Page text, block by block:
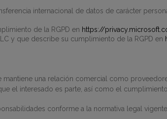
internacional de datos de carácter
de la RGPD en https://
y que describe su cumplimiento de la RGPD en
una relación comercial como
el interesado es parte, así como el
conforme a la normativa legal